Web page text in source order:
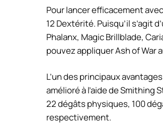
Pour lancer efficacement
12 Dextérité. Puisqu’il s’agit
Phalanx, Magic Brillblade,
pouvez appliquer Ash of War
L’un des principaux
amélioré à l’aide de
22 dégâts physiques, 100
respectivement.